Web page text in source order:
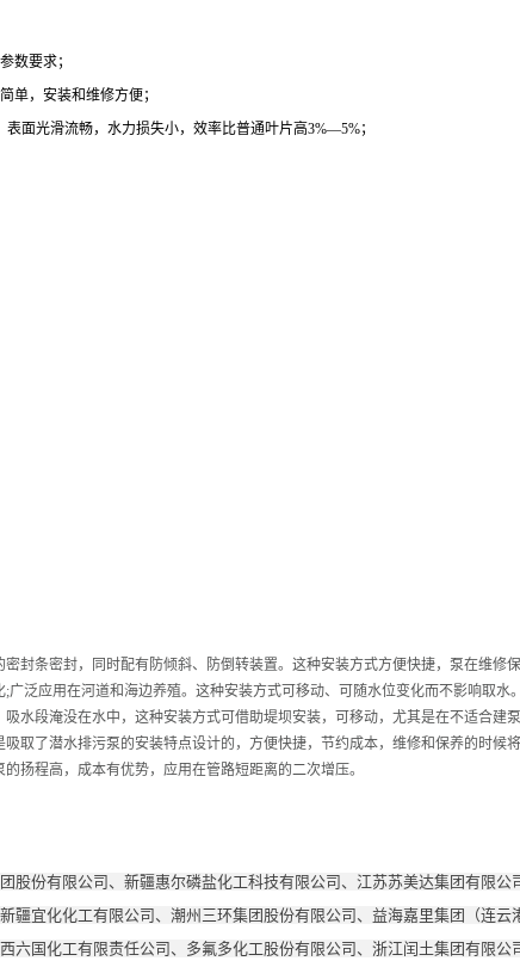
数要求；
单，安装和维修方便；
面光滑流畅，水力损失小，效率比普通叶片高3%—5%；
封条密封，同时配有防倾斜、防倒转装置。这种安装方式方便快捷，泵在维修
应用在河道和海边养殖。这种安装方式可移动、可随水位变化而不影响取水。
段淹没在水中，这种安装方式可借助堤坝安装，可移动，尤其是在不适合建
了潜水排污泵的安装特点设计的，方便快捷，节约成本，维修和保养的时候将
程高，成本有优势，应用在管路短距离的二次增压。
股份有限公司、新疆惠尔磷盐化工科技有限公司、江苏苏美达集团有限
疆宜化化工有限公司、潮州三环集团股份有限公司、益海嘉里集团（连
六国化工有限责任公司、多氟多化工股份有限公司、浙江闰土集团有限